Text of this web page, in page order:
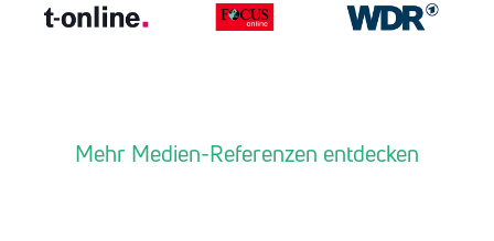
Mehr Medien-Referenzen entdecken